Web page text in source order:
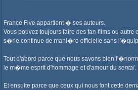
France Five appartient � ses auteurs.
Vous pouvez toujours faire des fan-films ou
s�rie continue de mani�re officielle sans
Tout d'abord parce que nous savons bien
le m�me esprit d'hommage et d'amour du sentai.
Et ensuite parce que ceux qui nous font cette